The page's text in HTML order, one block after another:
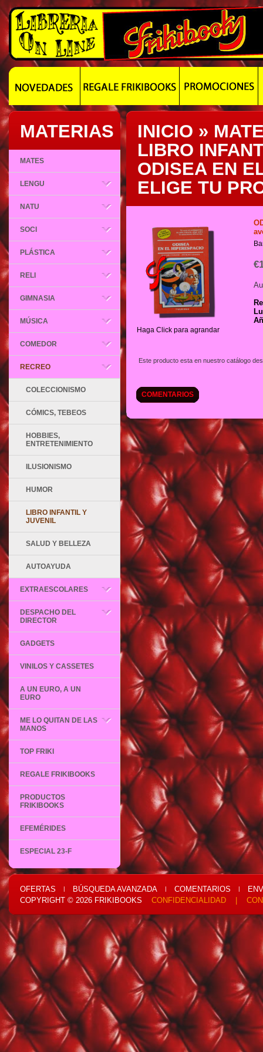
MATERIAS
MATES
LENGU
NATU
SOCI
PLÁSTICA
RELI
GIMNASIA
MÚSICA
COMEDOR
RECREO
COLECCIONISMO
CÓMICS, TEBEOS
HOBBIES,
ENTRETENIMIENTO
ILUSIONISMO
HUMOR
LIBRO INFANTIL Y
JUVENIL
SALUD Y BELLEZA
AUTOAYUDA
EXTRAESCOLARES
DESPACHO DEL
DIRECTOR
GADGETS
VINILOS Y CASSETES
A UN EURO, A UN
EURO
ME LO QUITAN DE LAS
MANOS
TOP FRIKI
REGALE FRIKIBOOKS
PRODUCTOS
FRIKIBOOKS
EFEMÉRIDES
ESPECIAL 23-F
INICIO »
LIBRO
ODISEA EN
ELIGE TU
Haga Click para agrandar
Este producto esta en nuestro catálogo
COMENTARIOS
OFERTAS | BÚSQUEDA AVANZADA | COMENTARIOS |
COPYRIGHT © 2026 FRIKIBOOKS CONFIDENCIALIDAD